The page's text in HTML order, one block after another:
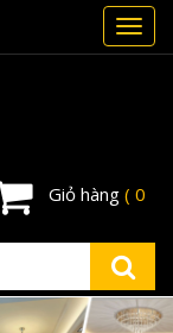
Giỏ hàng ( 0